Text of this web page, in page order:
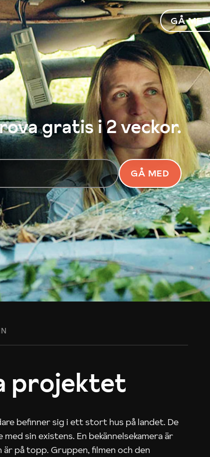
GÅ MED
gratis i 2 veckor.
GÅ MED
projektet
befinner sig i ett stort hus på landet. De
sin existens. En bekännelsekamera är
på topp. Gruppen, filmen och den